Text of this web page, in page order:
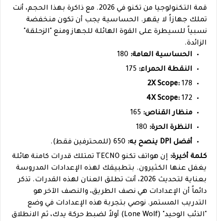
قمة التكنولوجيا من تكنو في 2026. مع ذاكرة بهذا الحجم، أنت
تملك جهازاً لا يقهر. الحساسية يجب أن تكون منخفضة
نسبياً للسيطرة على القوة الهائلة للجهاز ومنع "الزحلقة"
الزائدة.
الحساسية العامة:
النقطة الحمراء:
2X Scope: 178
4X Scope: 172
منظار القناص:
النظرة الحرة:
أفضل DPI ينصح به:
كلمة أخيرة:
إن هواتف تكنو TECNO تمتلك قدرات كامنة هائلة
يغفل عنها الكثيرون. بتطبيقك لهذه الإعدادات المدروسة
بعناية لتحديث 2026، أنت تطلق العنان لهذه القدرات. تذكر
دائماً أن الإعدادات هي نصف الطريق، والنصف الآخر هو
التدريب المستمر. نوصي بتجربة هذه الإعدادات في وضع
"الذئب الوحيد" (Lone Wolf) أولاً لضبط حركة يدك، ثم الانطلاق